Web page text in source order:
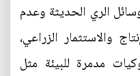
الري الحديثة وعدم
والاستثمار الزراعي،
مدمرة للبيئة مثل